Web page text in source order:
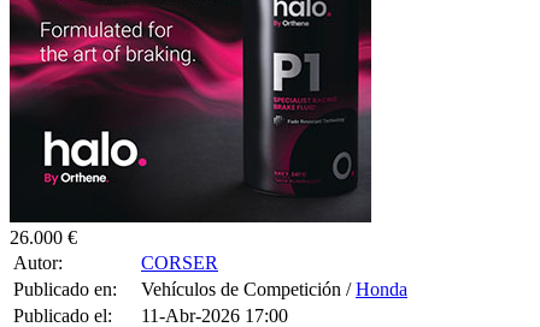
26.000 €
Autor:
CORSER
Publicado en:
Vehículos de Competición /Honda
Publicado el:
11-Abr-2026 17:00